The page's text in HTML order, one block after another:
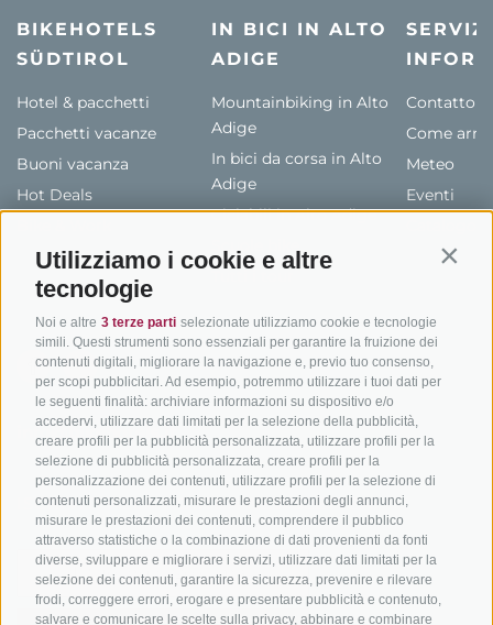
Utilizziamo i cookie e altre
tecnologie
Noi e altre 3 terze parti selezionate utilizziamo cookie e tecnologie
simili. Questi strumenti sono essenziali per garantire la fruizione dei
contenuti digitali, migliorare la navigazione e, previo tuo consenso,
per scopi pubblicitari. Ad esempio, potremmo utilizzare i tuoi dati per
le seguenti finalità: archiviare informazioni su dispositivo e/o
accedervi, utilizzare dati limitati per la selezione della pubblicità,
creare profili per la pubblicità personalizzata, utilizzare profili per la
selezione di pubblicità personalizzata, creare profili per la
personalizzazione dei contenuti, utilizzare profili per la selezione di
contenuti personalizzati, misurare le prestazioni degli annunci,
misurare le prestazioni dei contenuti, comprendere il pubblico
attraverso statistiche o la combinazione di dati provenienti da fonti
diverse, sviluppare e migliorare i servizi, utilizzare dati limitati per la
selezione dei contenuti, garantire la sicurezza, prevenire e rilevare
frodi, correggere errori, erogare e presentare pubblicità e contenuto,
salvare e comunicare le scelte sulla privacy, abbinare e combinare
BIKEHOTELS
SÜDTIROL
Hotel & pacchetti
Pacchetti vacanze
Buoni vacanza
Hot Deals
IN BICI IN ALTO
ADIGE
Mountainbiking in Alto
Adige
In bici da corsa in Alto
Adige
Ciclabili in Alto Adige
Contatto
Come
Meteo
Eventi
info@bikehotels.it
ISCRIVITI ALLA NOSTRA NEWSLETTER